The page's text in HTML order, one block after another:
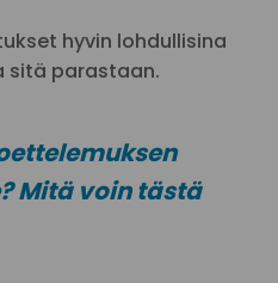
hyvin lohdullisina
sitä parastaan.
Mitä voin tästä